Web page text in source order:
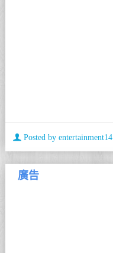
Posted by entertainment14
廣告